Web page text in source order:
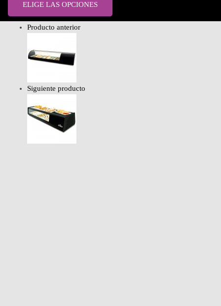
ELIGE LAS OPCIONES
Producto anterior
Siguiente producto